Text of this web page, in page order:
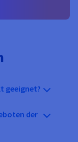
geeignet?
der